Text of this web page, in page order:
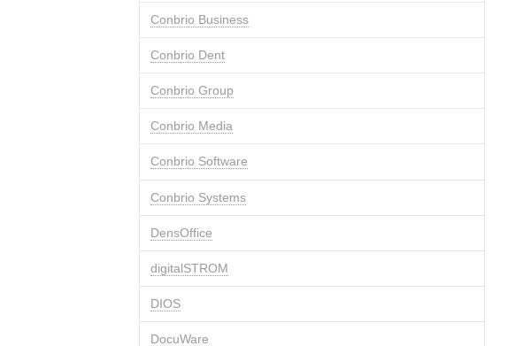
Conbrio Business
Conbrio Dent
Conbrio Group
Conbrio Media
Conbrio Software
Conbrio Systems
DensOffice
digitalSTROM
DIOS
DocuWare